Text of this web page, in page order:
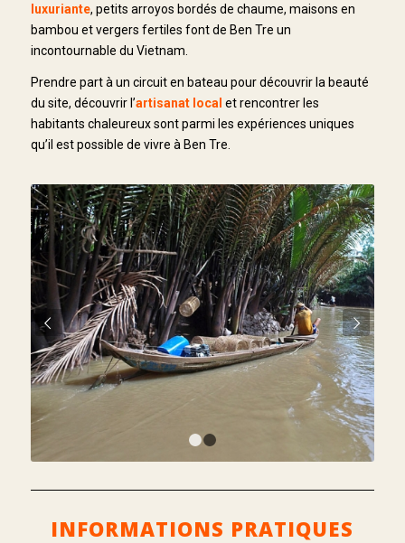
luxuriante, petits arroyos bordés de chaume, maisons en
bambou et vergers fertiles font de Ben Tre un
incontournable du Vietnam.
Prendre part à un circuit en bateau pour découvrir la beauté
du site, découvrir l’artisanat local et rencontrer les
habitants chaleureux sont parmi les expériences uniques
qu’il est possible de vivre à Ben Tre.
Suivant
INFORMATIONS PRATIQUES